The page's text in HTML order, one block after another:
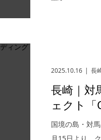
2025.10.16 長
長崎｜対
ェクト
国境の島・対